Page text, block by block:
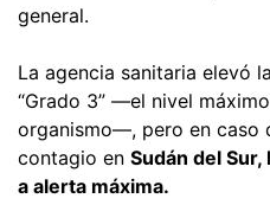
general.
La agencia sanitaria elevó
“Grado 3” —el nivel
organismo—, pero en caso
contagio en Sudán del
a alerta máxima.